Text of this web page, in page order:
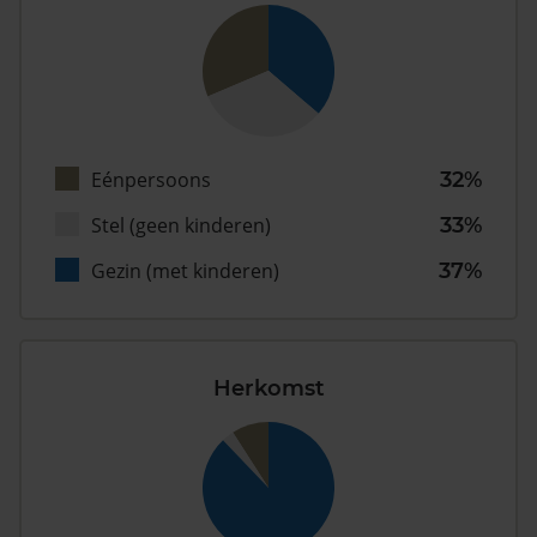
Eénpersoons
32%
Stel (geen kinderen)
33%
Gezin (met kinderen)
37%
Herkomst